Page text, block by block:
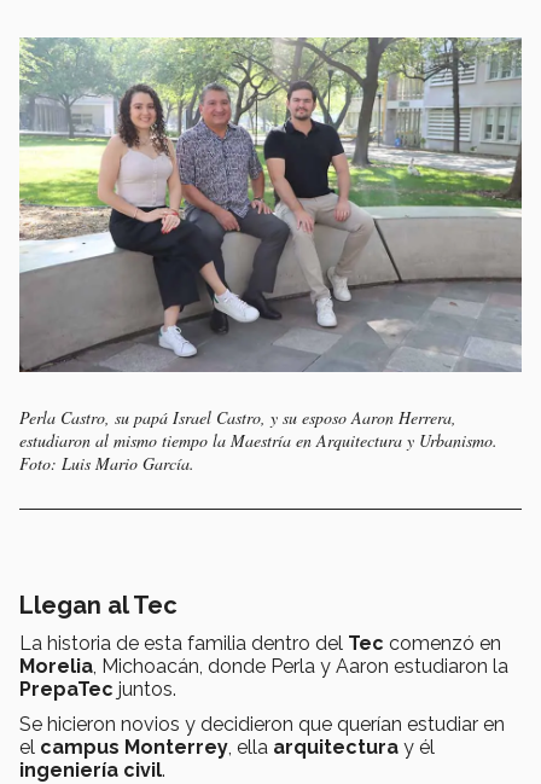
Perla Castro, su papá Israel Castro, y su esposo Aaron Herrera,
estudiaron al mismo tiempo la Maestría en Arquitectura y Urbanismo.
Foto: Luis Mario García.
Llegan al Tec
La historia de esta familia dentro del Tec comenzó en
Morelia, Michoacán, donde Perla y Aaron estudiaron la
PrepaTec juntos.
Se hicieron novios y decidieron que querían estudiar en
el campus Monterrey, ella arquitectura y él
ingeniería civil.